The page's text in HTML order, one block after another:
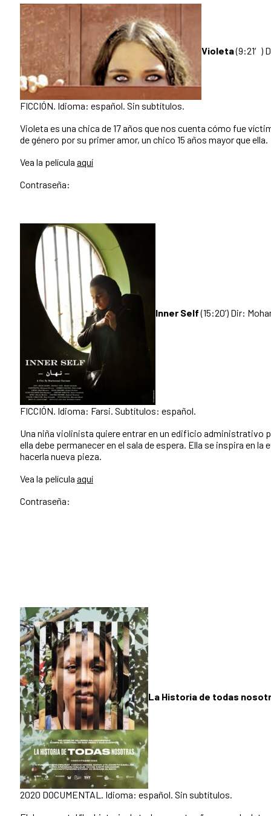
Violeta(9:21′)
FICCIÓN. Idioma: español. Sin subtítulos.
Violeta es una chica de 17 años que nos cuenta cómo fue
de género por su primer amor, un chico 15 años mayor que ella.
Vea la película aquí
Contraseña:
Inner Self(15:20’) Dir:
FICCIÓN. Idioma: Farsi. Subtítulos: español.
Una niña violinista quiere entrar en un edificio administrativo
ella debe permanecer en el sala de espera. Ella se inspira en la
hacerla nueva pieza.
Vea la película aquí
Contraseña:
La Historia de todas
2020 DOCUMENTAL. Idioma: español. Sin subtítulos.